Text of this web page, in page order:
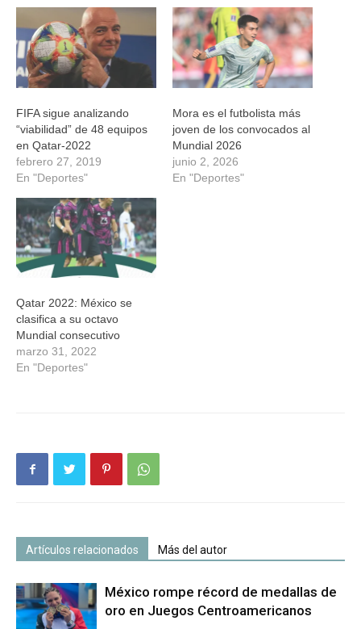
una
ventana
nueva)
una
ventana
nueva)
una una
ventana
nueva)
FIFA sigue analizando
“viabilidad” de 48 equipos
en Qatar-2022
febrero 27, 2019
En "Deportes"
Mora es el futbolista más
joven de los convocados al
Mundial 2026
junio 2, 2026
En "Deportes"
Qatar 2022: México se
clasifica a su octavo
Mundial consecutivo
marzo 31, 2022
En "Deportes"
Artículos relacionados Más del autor
México rompe récord de medallas de
oro en Juegos Centroamericanos